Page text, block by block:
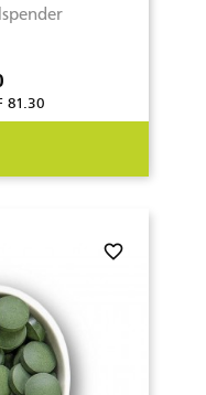
81.30
favorite_border